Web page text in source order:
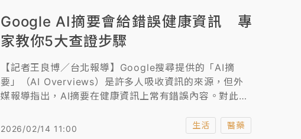
Google AI摘要會給錯誤健康資訊 專
家教你5大查證步驟
【記者王良博／台北報導】Google搜尋提供的「AI摘
要」（AI Overviews）是許多人吸收資訊的來源，但外
媒報導指出，AI摘要在健康資訊上常有錯誤內容。對此，
生成過程可能產生錯誤，查證的5步驟包含確認來源身
2026/02/14 11:00 生活 醫藥